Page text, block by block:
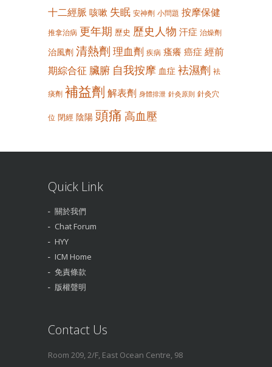
十二經脈 咳嗽 失眠 安神劑 小問題 按摩保健
推拿治病 更年期 歷史 歷史人物 汗症 治燥劑
治風劑 清熱劑 理血劑 疾病 瘙癢 癌症 經前
期綜合征 臟腑 自我按摩 血症 袪濕劑 袪
痰劑 補益劑 解表劑 身體排泄 針灸原則 針灸穴
位 閉經 陰陽 頭痛 高血壓
Quick Link
關於我們
Chat Forum
HYY
ICM Home
免責條款
版權聲明
Contact Us
Room 209, 2/F, East Ocean Centre, 98